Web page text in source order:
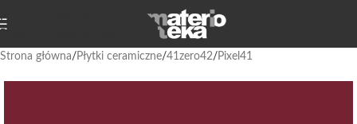
Przejdź do nawigacji
Strona główna/ Płytki ceramiczne/41zero42/ Pixel41